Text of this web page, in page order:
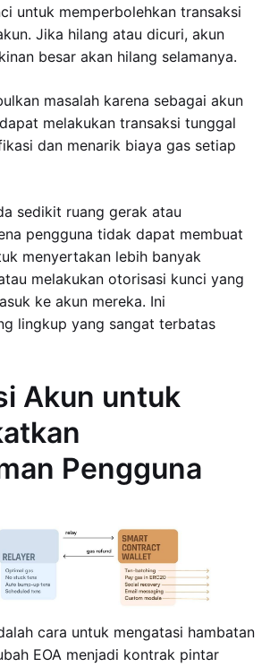
untuk memperbolehkan transaksi
Jika hilang atau dicuri, akun
besar akan hilang selamanya.
masalah karena sebagai akun
melakukan transaksi tunggal
dan menarik biaya gas setiap
sedikit ruang gerak atau
pengguna tidak dapat membuat
menyertakan lebih banyak
melakukan otorisasi kunci yang
ke akun mereka. Ini
lingkup yang sangat terbatas
Akun untuk
Pengguna
cara untuk mengatasi hambatan
EOA menjadi kontrak pintar